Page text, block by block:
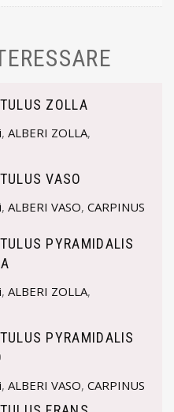
ZOLLA
,ALBERI ZOLLA,
VASO
,ALBERI VASO,CARPINUS
PYRAMIDALIS
,ALBERI ZOLLA,
PYRAMIDALIS
,ALBERI VASO,CARPINUS